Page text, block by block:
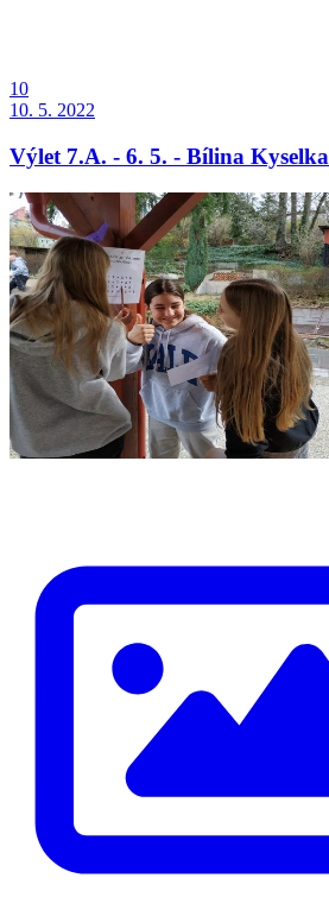
10
10. 5. 2022
Výlet 7.A. - 6. 5. - Bílina Kyselka